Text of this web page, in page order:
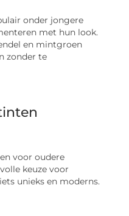
onder jongere
met hun look.
en mintgroen
zonder te
voor oudere
keuze voor
unieks en moderns.